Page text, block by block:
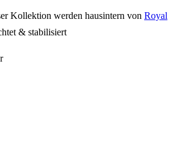
Kollektion werden hausintern von Royal
& stabilisiert